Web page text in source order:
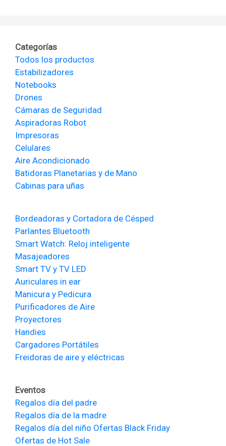
Categorías
Todos los productos
Estabilizadores
Notebooks
Drones
Cámaras de Seguridad
Aspiradoras Robot
Impresoras
Celulares
Aire Acondicionado
Batidoras Planetarias y de Mano
Cabinas para uñas
Bordeadoras y Cortadora de Césped
Parlantes Bluetooth
Smart Watch: Reloj inteligente
Masajeadores
Smart TV y TV LED
Auriculares in ear
Manicura y Pedicura
Purificadores de Aire
Proyectores
Handies
Cargadores Portátiles
Freidoras de aire y eléctricas
Eventos
Regalos día del padre
Regalos día de la madre
Regalos día del niño Ofertas Black Friday
Ofertas de Hot Sale